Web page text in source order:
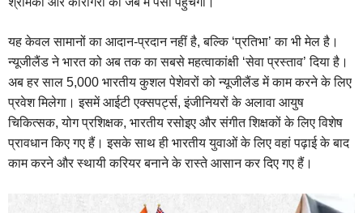
यह केवल सामानों का आदान-प्रदान नहीं है, बल्कि ‘प्रतिभा’ का भी मेल है।
न्यूजीलैंड ने भारत को अब तक का सबसे महत्वाकांक्षी ‘सेवा प्रस्ताव’ दिया है।
अब हर साल 5,000 भारतीय कुशल पेशेवरों को न्यूजीलैंड में काम करने के लिए
प्रवेश मिलेगा। इसमें आईटी एक्सपर्ट्स, इंजीनियरों के अलावा आयुष
चिकित्सक, योग प्रशिक्षक, भारतीय रसोइए और संगीत शिक्षकों के लिए विशेष
प्रावधान किए गए हैं। इसके साथ ही भारतीय युवाओं के लिए वहां पढ़ाई के बाद
काम करने और स्थायी करियर बनाने के रास्ते आसान कर दिए गए हैं।